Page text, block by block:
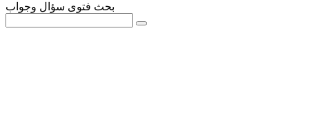
بحث فتوى سؤال وجواب